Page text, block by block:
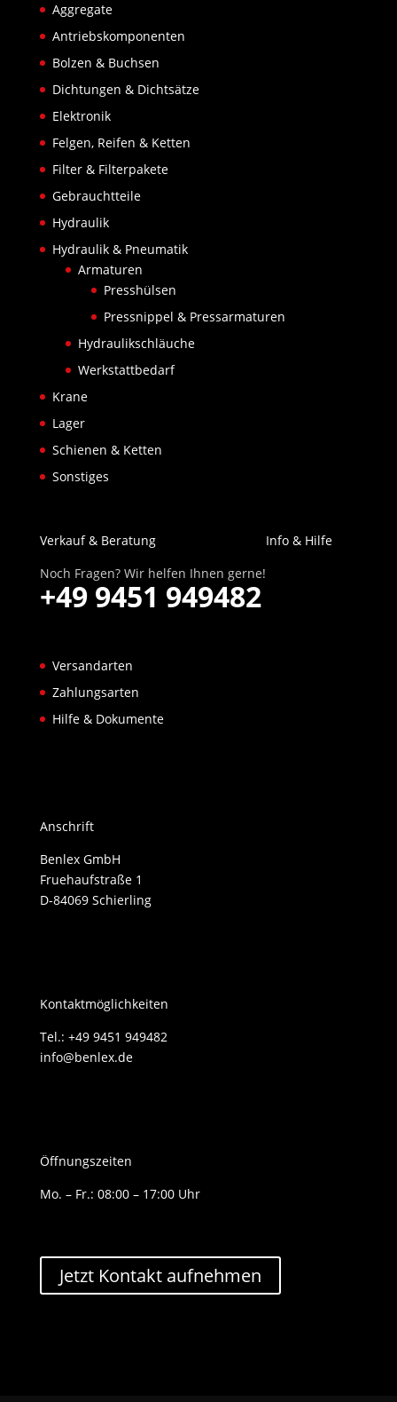
Aggregate
Antriebskomponenten
Bolzen & Buchsen
Dichtungen & Dichtsätze
Elektronik
Felgen, Reifen & Ketten
Filter & Filterpakete
Gebrauchtteile
Hydraulik
Hydraulik & Pneumatik
Armaturen
Presshülsen
Pressnippel & Pressarmaturen
Hydraulikschläuche
Werkstattbedarf
Krane
Lager
Schienen & Ketten
Sonstiges
Verkauf & Beratung
Noch Fragen? Wir helfen Ihnen gerne!
+49 9451 949482
Info & Hilfe
Versandarten
Zahlungsarten
Hilfe & Dokumente
Anschrift
Benlex GmbH
Fruehaufstraße 1
D-84069 Schierling
Kontaktmöglichkeiten
Tel.: +49 9451 949482
info@benlex.de
Öffnungszeiten
Mo. – Fr.: 08:00 – 17:00 Uhr
Jetzt Kontakt aufnehmen